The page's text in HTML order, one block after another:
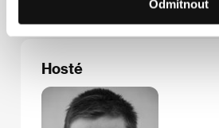
Odmítnout
Hosté